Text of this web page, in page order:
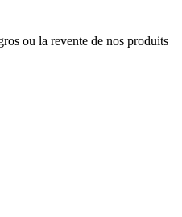
ou la revente de nos produits